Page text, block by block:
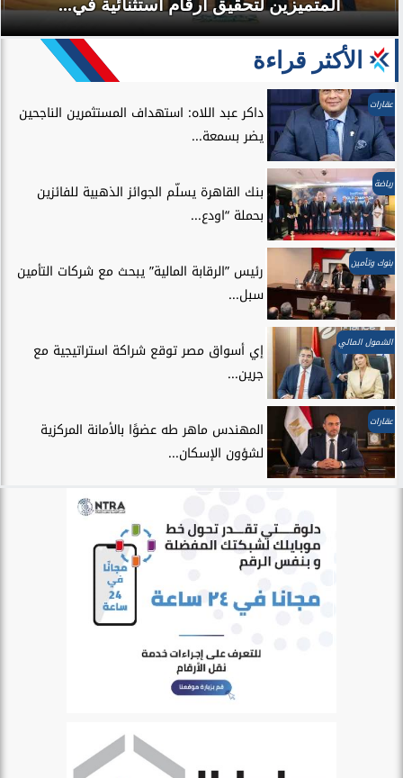
المتميزين لتحقيق ارقام استثنائية في...
الأكثر قراءة
عقارات
داكر عبد اللاه: استهداف المستثمرين الناجحين
يضر بسمعة...
رياضة
بنك القاهرة يسلّم الجوائز الذهبية للفائزين
بحملة “اودع...
بنوك وتأمين
رئيس ”الرقابة المالية” يبحث مع شركات التأمين
سبل...
الشمول المالي
إي أسواق مصر توقع شراكة استراتيجية مع
جرين...
عقارات
المهندس ماهر طه عضوًا بالأمانة المركزية
لشؤون الإسكان...